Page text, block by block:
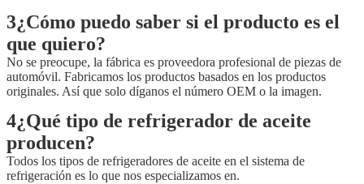
3¿Cómo puedo saber si el producto es el
que quiero?
No se preocupe, la fábrica es proveedora profesional de piezas de
automóvil. Fabricamos los productos basados en los productos
originales. Así que solo díganos el número OEM o la imagen.
4¿Qué tipo de refrigerador de aceite
producen?
Todos los tipos de refrigeradores de aceite en el sistema de
refrigeración es lo que nos especializamos en.